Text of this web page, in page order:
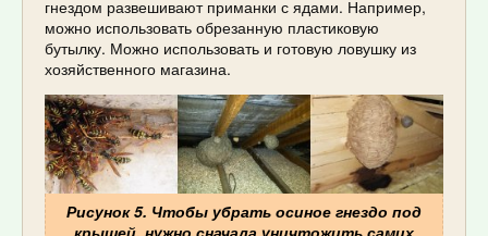
гнездом развешивают приманки с ядами. Например,
можно использовать обрезанную пластиковую
бутылку. Можно использовать и готовую ловушку из
хозяйственного магазина.
Рисунок 5. Чтобы убрать осиное гнездо под